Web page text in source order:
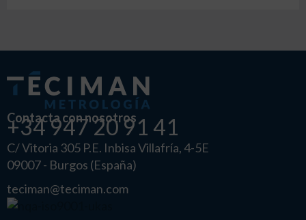
Contacta con nosotros
+34 947 20 91 41
C/ Vitoria 305 P.E. Inbisa Villafría, 4-5E
09007 - Burgos (España)
teciman@teciman.com